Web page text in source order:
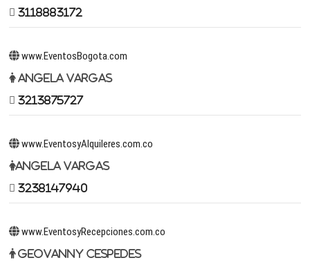
3118883172
www.EventosBogota.com
Angela Vargas
3213875727
www.EventosyAlquileres.com.co
Angela Vargas
3238147940
www.EventosyRecepciones.com.co
Geovanny Cespedes